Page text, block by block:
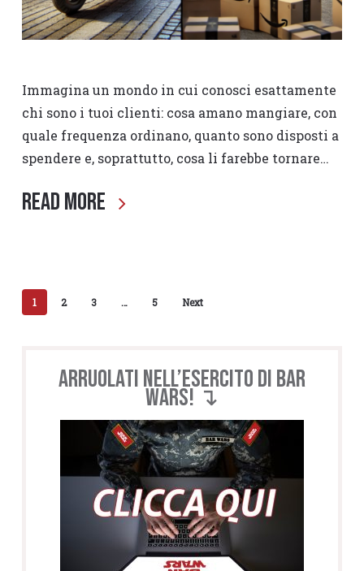
Immagina un mondo in cui conosci esattamente
chi sono i tuoi clienti: cosa amano mangiare, con
quale frequenza ordinano, quanto sono disposti a
spendere e, soprattutto, cosa li farebbe tornare…
Read More
1 2 3 … 5 Next
Arruolati nell’esercito di BAR
WARS! ↴